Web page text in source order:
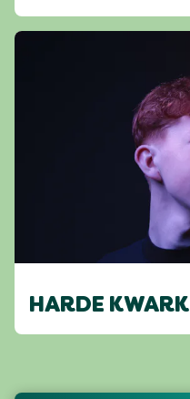
HARDE KWARK